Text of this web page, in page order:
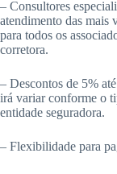
– Consultores
atendimento das mais
para todos os
corretora.
– Descontos de 5%
irá variar conforme o
entidade seguradora.
– Flexibilidade para